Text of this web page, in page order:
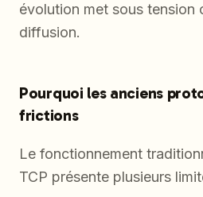
évolution met sous tension
diffusion.
Pourquoi les anciens
frictions
Le fonctionnement
TCP présente plusieurs